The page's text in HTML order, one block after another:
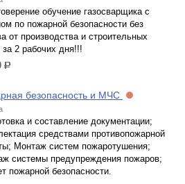
обучение газосварщика с
по пожарной безопасности без
от производства и строительных
за 2 рабочих дня!!!
р.
безопасность и МЧС
и составление документации;
средствами противопожарной
Монтаж систем пожаротушения;
системы предупреждения пожаров;
пожарной безопасности.